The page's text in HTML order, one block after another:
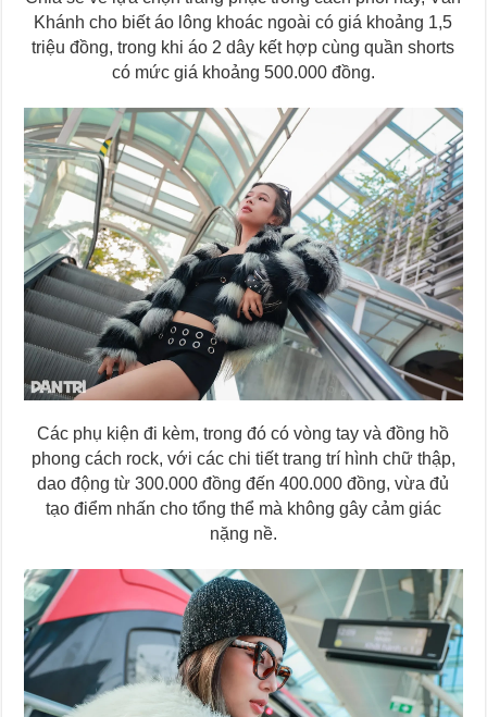
Khánh cho biết áo lông khoác ngoài có giá khoảng 1,5
triệu đồng, trong khi áo 2 dây kết hợp cùng quần shorts
có mức giá khoảng 500.000 đồng.
Các phụ kiện đi kèm, trong đó có vòng tay và đồng hồ
phong cách rock, với các chi tiết trang trí hình chữ thập,
dao động từ 300.000 đồng đến 400.000 đồng, vừa đủ
tạo điểm nhấn cho tổng thể mà không gây cảm giác
nặng nề.